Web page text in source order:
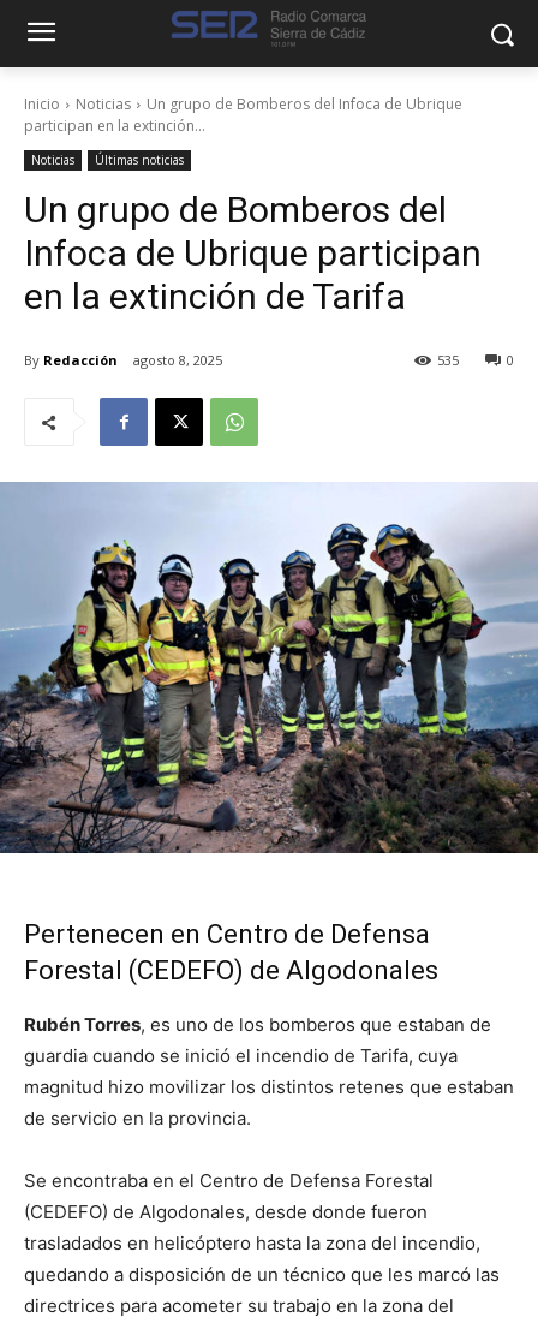
Inicio Noticias
Un grupo de Bomberos del Infoca de Ubrique
participan en la extinción...
Noticias Últimas noticias
Un grupo de Bomberos del
Infoca de Ubrique participan
en la extinción de Tarifa
By Redacción agosto 8, 2025 0
535
Pertenecen en Centro de Defensa
Forestal (CEDEFO) de Algodonales
Rubén Torres, es uno de los bomberos que estaban de
guardia cuando se inició el incendio de Tarifa, cuya
magnitud hizo movilizar los distintos retenes que estaban
de servicio en la provincia.
Se encontraba en el Centro de Defensa Forestal
(CEDEFO) de Algodonales, desde donde fueron
trasladados en helicóptero hasta la zona del incendio,
quedando a disposición de un técnico que les marcó las
directrices para acometer su trabajo en la zona del